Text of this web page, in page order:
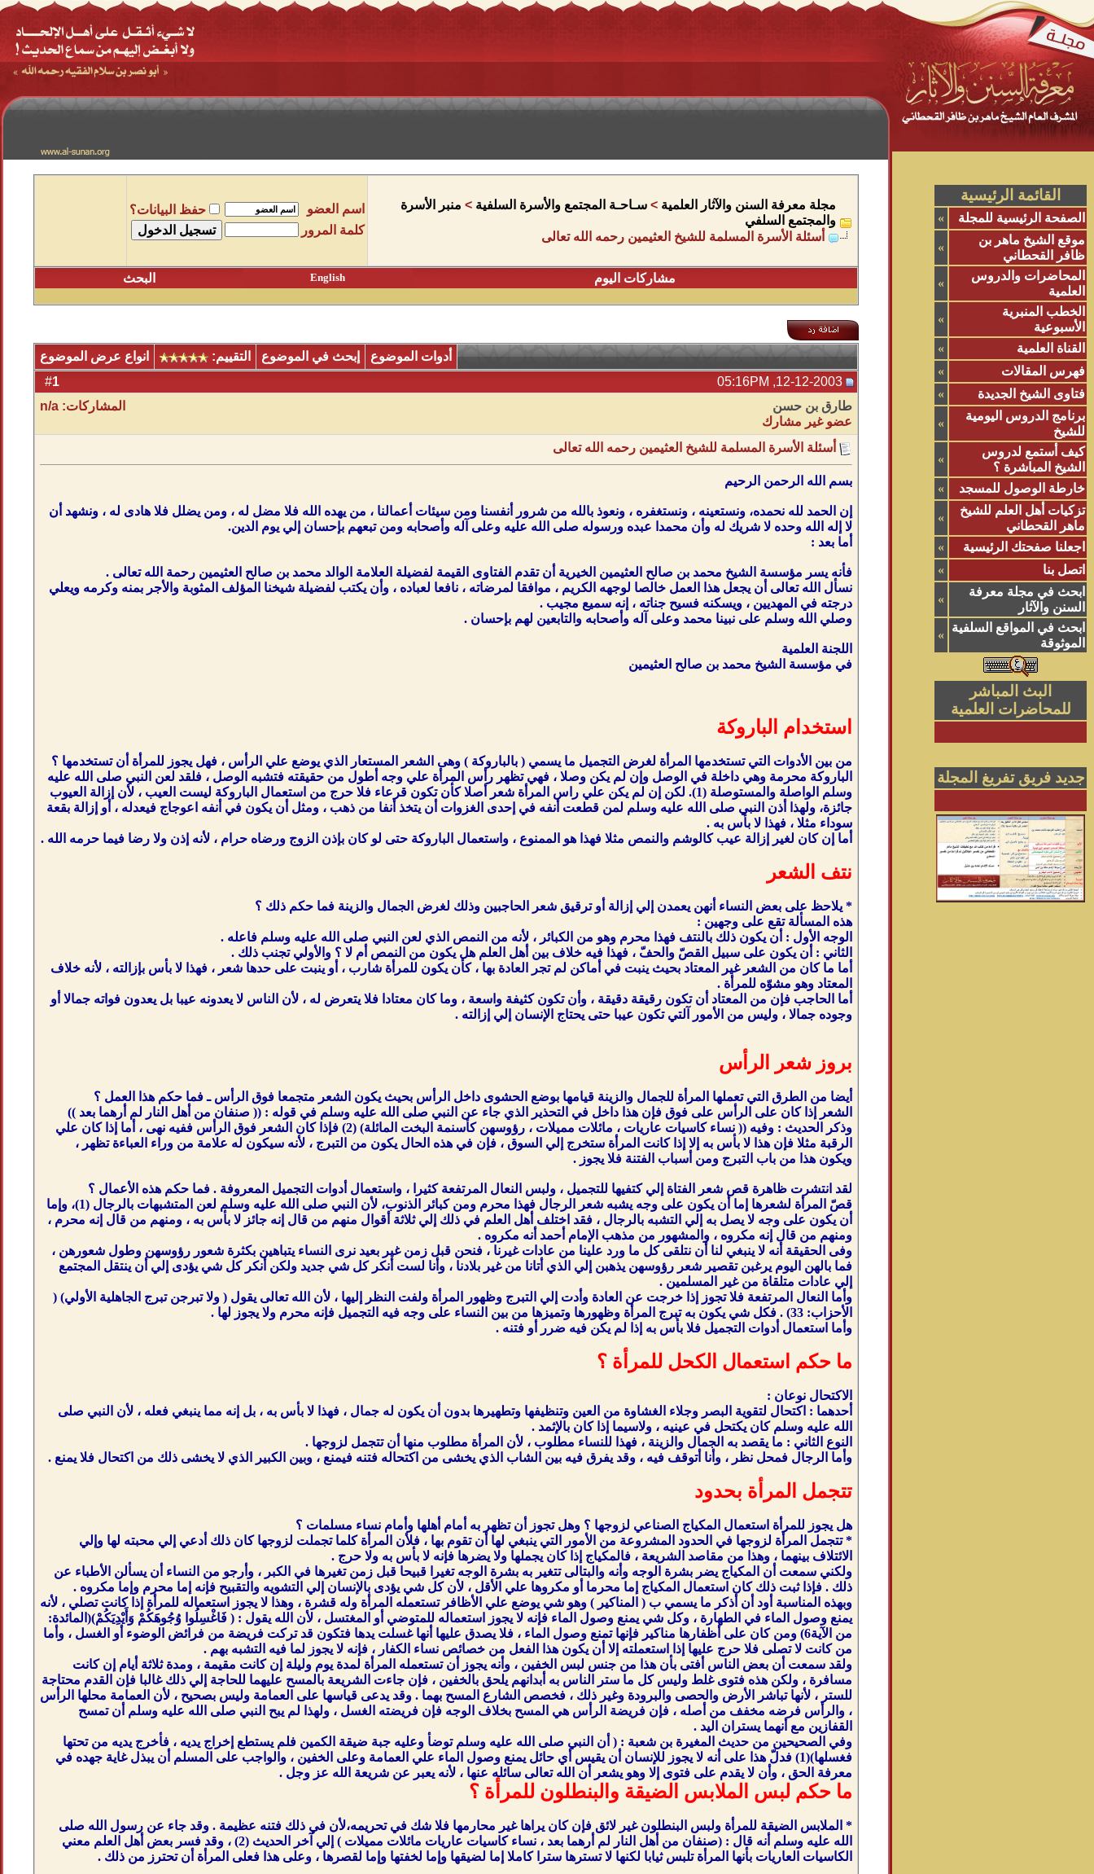
القائمة الرئيسية
الصفحة الرئيسية للمجلة
»
موقع الشيخ ماهر بن
ظافر القحطاني
»
المحاضرات والدروس
العلمية
»
الخطب المنبرية
الأسبوعية
»
القناة العلمية
»
فهرس المقالات
»
فتاوى الشيخ الجديدة
»
برنامج الدروس اليومية
للشيخ
»
كيف أستمع لدروس
الشيخ المباشرة ؟
»
خارطة الوصول للمسجد
»
تزكيات أهل العلم للشيخ
ماهر القحطاني
»
اجعلنا صفحتك الرئيسية
»
اتصل بنا
»
ابحث في مجلة معرفة
السنن والآثار
»
ابحث في المواقع السلفية
الموثوقة
»
البث المباشر
للمحاضرات العلمية
جديد فريق تفريغ المجلة
مجلة معرفة السنن والآثار العلمية > سـاحـة المجتمع والأسرة السلفية > منبر الأسرة
والمجتمع السلفي
أسئلة الأسرة المسلمة للشيخ العثيمين رحمه الله تعالى
اسم العضو
حفظ البيانات؟
كلمة المرور
مشاركات اليوم English البحث
أدوات الموضوع إبحث في الموضوع التقييم:
انواع عرض الموضوع
1
طارق بن حسن
عضو غير مشارك
المشاركات: n/a
أسئلة الأسرة المسلمة للشيخ العثيمين رحمه الله تعالى
بسم الله الرحمن الرحيم
إن الحمد لله نحمده، ونستعينه ، ونستغفره ، ونعوذ بالله من شرور أنفسنا ومن سيئات أعمالنا ، من يهده الله فلا مضل له ، ومن يضلل فلا هادى له ، ونشهد أن
لا إله الله وحده لا شريك له وأن محمدا عبده ورسوله صلى الله عليه وعلى آله وأصحابه ومن تبعهم بإحسان إلي يوم الدين.
أما بعد :
فأنه يسر مؤسسة الشيخ محمد بن صالح العثيمين الخيرية أن تقدم الفتاوى القيمة لفضيلة العلامة الوالد محمد بن صالح العثيمين رحمة الله تعالى .
نسأل الله تعالى أن يجعل هذا العمل خالصا لوجهه الكريم ، موافقا لمرضاته ، نافعا لعباده ، وأن يكتب لفضيلة شيخنا المؤلف المثوبة والأجر بمنه وكرمه ويعلي
درجته في المهديين ، ويسكنه فسيح جناته ، إنه سميع مجيب .
وصلي الله وسلم على نبينا محمد وعلى آله وأصحابه والتابعين لهم بإحسان .
اللجنة العلمية
في مؤسسة الشيخ محمد بن صالح العثيمين
استخدام الباروكة
من بين الأدوات التي تستخدمها المرأة لغرض التجميل ما يسمي ( بالباروكة ) وهى الشعر المستعار الذي يوضع علي الرأس ، فهل يجوز للمرأة أن تستخدمها ؟
الباروكة محرمة وهي داخلة في الوصل وإن لم يكن وصلا ، فهي تظهر رأس المرأة علي وجه أطول من حقيقته فتشبه الوصل ، فلقد لعن النبي صلى الله عليه
وسلم الواصلة والمستوصلة (1). لكن إن لم يكن علي راس المرأة شعر أصلا كأن تكون قرعاء فلا حرج من استعمال الباروكة ليست العيب ، لأن إزالة العيوب
جائزة، ولهذا أذن النبي صلى الله عليه وسلم لمن قطعت أنفه في إحدى الغزوات أن يتخذ أنفا من ذهب ، ومثل أن يكون في أنفه اعوجاج فيعدله ، أو إزالة بقعة
سوداء مثلا ، فهذا لا بأس به .
أما إن كان لغير إزالة عيب كالوشم والنمص مثلا فهذا هو الممنوع ، واستعمال الباروكة حتى لو كان بإذن الزوج ورضاه حرام ، لأنه إذن ولا رضا فيما حرمه الله .
نتف الشعر
* يلاحظ على بعض النساء أنهن يعمدن إلي إزالة أو ترقيق شعر الحاجبين وذلك لغرض الجمال والزينة فما حكم ذلك ؟
هذه المسألة تقع على وجهين :
الوجه الأول : أن يكون ذلك بالنتف فهذا محرم وهو من الكبائر ، لأنه من النمص الذي لعن النبي صلى الله عليه وسلم فاعله .
الثاني : أن يكون على سبيل القصّ والحفّ ، فهذا فيه خلاف بين أهل العلم هل يكون من النمص أم لا ؟ والأولي تجنب ذلك .
أما ما كان من الشعر غير المعتاد بحيث ينبت في أماكن لم تجر العادة بها ، كأن يكون للمرأة شارب ، أو ينبت على حدها شعر ، فهذا لا بأس بإزالته ، لأنه خلاف
المعتاد وهو مشوّه للمرأة .
أما الحاجب فإن من المعتاد أن تكون رقيقة دقيقة ، وأن تكون كثيفة واسعة ، وما كان معتادا فلا يتعرض له ، لأن الناس لا يعدونه عيبا بل يعدون فواته جمالا أو
وجوده جمالا ، وليس من الأمور آلتي تكون عيبا حتى يحتاج الإنسان إلي إزالته .
بروز شعر الرأس
أيضا من الطرق التي تعملها المرأة للجمال والزينة قيامها بوضع الحشوى داخل الرأس بحيث يكون الشعر متجمعا فوق الرأس ـ فما حكم هذا العمل ؟
الشعر إذا كان على الرأس على فوق فإن هذا داخل في التحذير الذي جاء عن النبي صلى الله عليه وسلم في قوله : (( صنفان من أهل النار لم أرهما بعد ))
وذكر الحديث : وفيه (( نساء كاسيات عاريات ، مائلات مميلات ، رؤوسهن كأسنمة البخت المائلة) (2) فإذا كان الشعر فوق الرأس ففيه نهى ، أما إذا كان علي
الرقبة مثلا فإن هذا لا بأس به إلا إذا كانت المرأة ستخرج إلي السوق ، فإن في هذه الحال يكون من التبرج ، لأنه سيكون له علامة من وراء العباءة تظهر ،
ويكون هذا من باب التبرج ومن أسباب الفتنة فلا يجوز .
لقد انتشرت ظاهرة قص شعر الفتاة إلي كتفيها للتجميل ، ولبس النعال المرتفعة كثيرا ، واستعمال أدوات التجميل المعروفة . فما حكم هذه الأعمال ؟
قصّ المرأة لشعرها إما أن يكون على وجه يشبه شعر الرجال فهذا محرم ومن كبائر الذنوب، لأن النبي صلى الله عليه وسلم لعن المتشبهات بالرجال (1)، وإما
أن يكون على وجه لا يصل به إلي التشبه بالرجال ، فقد اختلف أهل العلم في ذلك إلي ثلاثة أقوال منهم من قال إنه جائز لا بأس به ، ومنهم من قال إنه محرم ،
ومنهم من قال إنه مكروه ، والمشهور من مذهب الإمام أحمد أنه مكروه .
وفى الحقيقة أنه لا ينبغي لنا أن نتلقى كل ما ورد علينا من عادات غيرنا ، فنحن قبل زمن غير بعيد نرى النساء يتباهين بكثرة شعور رؤوسهن وطول شعورهن ،
فما بالهن اليوم يرغبن تقصير شعر رؤوسهن يذهبن إلي الذي أتانا من غير بلادنا ، وأنا لست أنكر كل شي جديد ولكن أنكر كل شي يؤدى إلي أن ينتقل المجتمع
إلي عادات متلقاة من غير المسلمين .
وأما النعال المرتفعة فلا تجوز إذا خرجت عن العادة وأدت إلي التبرج وظهور المرأة ولفت النظر إليها ، لأن الله تعالى يقول ( ولا تبرجن تبرج الجاهلية الأولي) (
الأحزاب: 33) . فكل شي يكون به تبرج المرأة وظهورها وتميزها من بين النساء على وجه فيه التجميل فإنه محرم ولا يجوز لها .
وأما استعمال أدوات التجميل فلا بأس به إذا لم يكن فيه ضرر أو فتنه .
ما حكم استعمال الكحل للمرأة ؟
الاكتحال نوعان :
أحدهما : اكتحال لتقوية البصر وجلاء الغشاوة من العين وتنظيفها وتطهيرها بدون أن يكون له جمال ، فهذا لا بأس به ، بل إنه مما ينبغي فعله ، لأن النبي صلى
الله عليه وسلم كان يكتحل في عينيه ، ولاسيما إذا كان بالإثمد .
النوع الثاني : ما يقصد به الجمال والزينة ، فهذا للنساء مطلوب ، لأن المرأة مطلوب منها أن تتجمل لزوجها .
وأما الرجال فمحل نظر ، وأنا أتوقف فيه ، وقد يفرق فيه بين الشاب الذي يخشى من اكتحاله فتنه فيمنع ، وبين الكبير الذي لا يخشى ذلك من اكتحال فلا يمنع .
تتجمل المرأة بحدود
هل يجوز للمرأة استعمال المكياج الصناعي لزوجها ؟ وهل تجوز أن تظهر به أمام أهلها وأمام نساء مسلمات ؟
* تتجمل المرأة لزوجها في الحدود المشروعة من الأمور التي ينبغي لها أن تقوم بها ، فلأن المرأة كلما تجملت لزوجها كان ذلك أدعي إلي محبته لها وإلي
الائتلاف بينهما ، وهذا من مقاصد الشريعة ، فالمكياج إذا كان يجملها ولا يضرها فإنه لا بأس به ولا حرج .
ولكني سمعت أن المكياج يضر بشرة الوجه وأنه والبتالى تتغير به بشرة الوجه تغيرا قبيحا قبل زمن تغيرها في الكبر ، وأرجو من النساء أن يسألن الأطباء عن
ذلك . فإذا ثبت ذلك كان استعمال المكياج إما محرما أو مكروها علي الأقل ، لأن كل شي يؤدى بالإنسان إلي التشويه والتقبيح فإنه إما محرم وإما مكروه .
وبهذه المناسبة أود أن أذكر ما يسمي ب ( المناكير ) وهو شي يوضع علي الأظافر تستعمله المرأة وله قشرة ، وهذا لا يجوز استعماله للمرأة إذا كانت تصلي ، لأنه
يمنع وصول الماء في الطهارة ، وكل شي يمنع وصول الماء فإنه لا يجوز استعماله للمتوضي أو المغتسل ، لأن الله يقول : ( فَاغْسِلُوا وُجُوهَكُمْ وَأَيْدِيَكُمْ)(المائدة:
من الآية6) ومن كان على أظفارها مناكير فإنها تمنع وصول الماء ، فلا يصدق عليها أنها غسلت يدها فتكون قد تركت فريضة من فرائض الوضوء أو الغسل ، وأما
من كانت لا تصلى فلا حرج عليها إذا استعملته إلا أن يكون هذا الفعل من خصائص نساء الكفار ، فإنه لا يجوز لما فيه التشبه بهم .
ولقد سمعت أن بعض الناس أفتى بأن هذا من جنس لبس الخفين ، وأنه يجوز أن تستعمله المرأة لمدة يوم وليلة إن كانت مقيمة ، ومدة ثلاثة أيام إن كانت
مسافرة ، ولكن هذه فتوى غلط وليس كل ما ستر الناس به أبدانهم يلحق بالخفين ، فإن جاءت الشريعة بالمسح عليهما للحاجة إلي ذلك غالبا فإن القدم محتاجة
للستر ، لأنها تباشر الأرض والحصى والبرودة وغير ذلك ، فخصص الشارع المسح بهما . وقد يدعى قياسها على العمامة وليس بصحيح ، لأن العمامة محلها الرأس
، والرأس فرضه مخفف من أصله ، فإن فريضة الرأس هي المسح بخلاف الوجه فإن فريضته الغسل ، ولهذا لم يبح النبي صلى الله عليه وسلم أن تمسح
القفازين مع أنهما يستران اليد .
وفي الصحيحين من حديث المغيرة بن شعبة : ( أن النبي صلى الله عليه وسلم توضأ وعليه جبة ضيقة الكمين فلم يستطع إخراج يديه ، فأخرج يديه من تحتها
فغسلها)(1) فدلّ هذا على أنه لا يجوز للإنسان أن يقيس أي حائل يمنع وصول الماء علي العمامة وعلى الخفين ، والواجب على المسلم أن يبذل غاية جهده في
معرفة الحق ، وأن لا يقدم على فتوى إلا وهو يشعر أن الله تعالى سائله عنها ، لأنه يعبر عن شريعة الله عز وجل .
ما حكم لبس الملابس الضيقة والبنطلون للمرأة ؟
* الملابس الضيقة للمرأة ولبس البنطلون غير لائق فإن كان يراها غير محارمها فلا شك في تحريمه،لأن في ذلك فتنه عظيمة . وقد جاء عن رسول الله صلى
الله عليه وسلم أنه قال : (صنفان من أهل النار لم أرهما بعد ، نساء كاسيات عاريات مائلات مميلات ) إلي آخر الحديث (2) ، وقد فسر بعض أهل العلم معني
الكاسيات العاريات بأنها المرأة تلبس ثيابا لكنها لا تسترها سترا كاملا إما لضيقها وإما لخفتها وإما لقصرها ، وعلى هذا فعلى المرأة أن تحترز من ذلك .